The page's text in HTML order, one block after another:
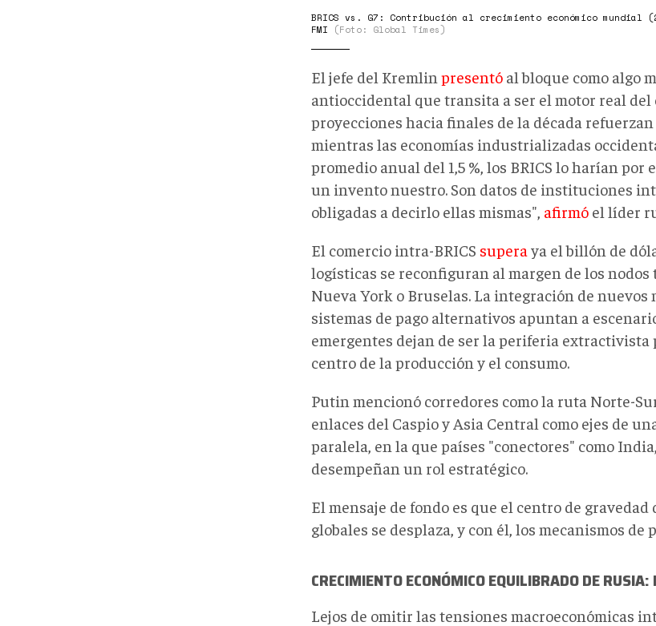
BRICS vs. G7: Contribución al crecimiento económico mundial
FMI
(Foto: Global Times)
El jefe del Kremlin presentó al bloque como algo
antioccidental que transita a ser el motor real
proyecciones hacia finales de la década
mientras las economías industrializadas
promedio anual del 1,5 %, los BRICS lo harían por
un invento nuestro. Son datos de instituciones
obligadas a decirlo ellas mismas", afirmó el líder
El comercio intra-BRICS supera ya el billón de
logísticas se reconfiguran al margen de los nodos
Nueva York o Bruselas. La integración de nuevos
sistemas de pago alternativos apuntan a
emergentes dejan de ser la periferia extractivista
centro de la producción y el consumo.
Putin mencionó corredores como la ruta Norte-
enlaces del Caspio y Asia Central como ejes de
paralela, en la que países "conectores" como
desempeñan un rol estratégico.
El mensaje de fondo es que el centro de
globales se desplaza, y con él, los mecanismos de
CRECIMIENTO ECONÓMICO EQUILIBRADO DE
Lejos de omitir las tensiones macroeconómicas